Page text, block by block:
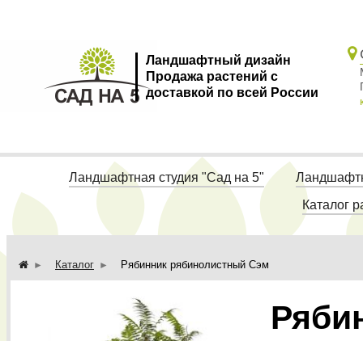
Ландшафтный дизайн
Продажа растений с
доставкой по всей России
Ландшафтная студия "Сад на 5"
Каталог
Каталог Рябинник рябинолистный Сэм